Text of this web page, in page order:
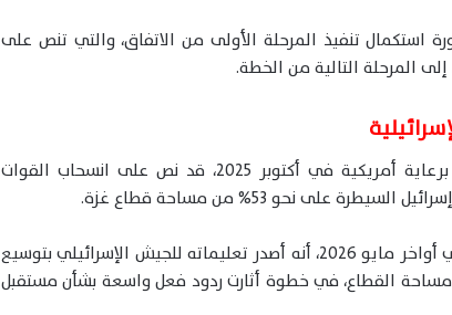
استكمال تنفيذ المرحلة الأولى من الاتفاق، والتي تنص على
المرحلة التالية من الخطة.
وكان اتفاق وقف إطلاق النار، الذي تم التوصل إليه برعاية أمريكية في أكتوبر 2025، قد نص على انسحاب القوات
على نحو 53% من مساحة قطاع غزة.
بنيامين نتنياهو أعلن، في أواخر مايو 2026، أنه أصدر تعليماته للجيش الإسرائيلي بتوسيع
داخل قطاع غزة لتصل إلى نحو 70% من مساحة القطاع، في خطوة أثارت ردود فعل واسعة بشأن مستقبل